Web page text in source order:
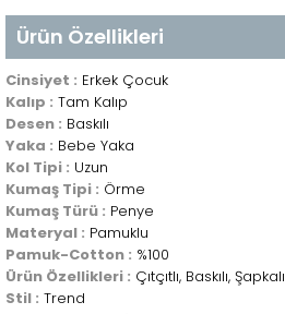
Ürün Özellikleri
Cinsiyet : Erkek Çocuk
Kalıp : Tam Kalıp
Desen : Baskılı
Yaka : Bebe Yaka
Kol Tipi : Uzun
Kumaş Tipi : Örme
Kumaş Türü : Penye
Materyal : Pamuklu
Pamuk-Cotton : %100
Ürün Özellikleri : Çıtçıtlı, Baskılı, Şapkalı
Stil : Trend